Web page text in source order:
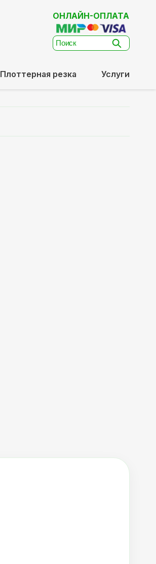
ОНЛАЙН-ОПЛАТА
Плоттерная резка Услуги